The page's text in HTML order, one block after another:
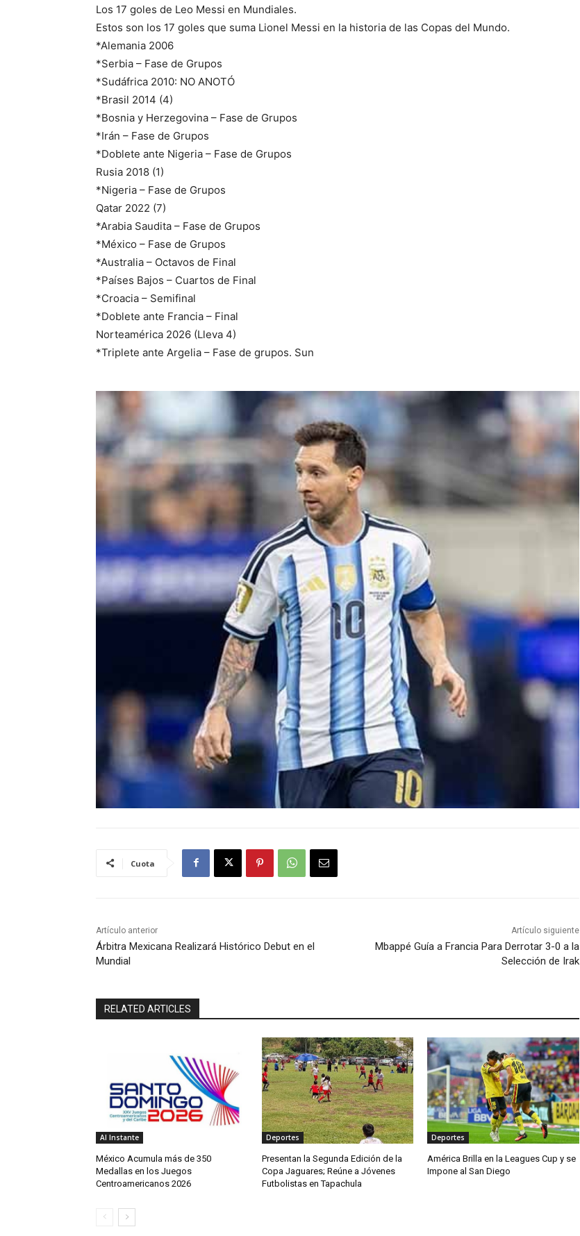
Los 17 goles de Leo Messi en Mundiales.
Estos son los 17 goles que suma Lionel Messi en la historia de las Copas del Mundo.
*Alemania 2006
*Serbia – Fase de Grupos
*Sudáfrica 2010: NO ANOTÓ
*Brasil 2014 (4)
*Bosnia y Herzegovina – Fase de Grupos
*Irán – Fase de Grupos
*Doblete ante Nigeria – Fase de Grupos
Rusia 2018 (1)
*Nigeria – Fase de Grupos
Qatar 2022 (7)
*Arabia Saudita – Fase de Grupos
*México – Fase de Grupos
*Australia – Octavos de Final
*Países Bajos – Cuartos de Final
*Croacia – Semifinal
*Doblete ante Francia – Final
Norteamérica 2026 (Lleva 4)
*Triplete ante Argelia – Fase de grupos. Sun
Cuota
Artículo anterior
Árbitra Mexicana Realizará Histórico Debut en el
Mundial
Artículo siguiente
Mbappé Guía a Francia Para Derrotar 3-0 a la
Selección de Irak
RELATED ARTICLES
Al Instante
México Acumula más de 350
Medallas en los Juegos
Centroamericanos 2026
Deportes
Presentan la Segunda Edición de la
Copa Jaguares; Reúne a Jóvenes
Futbolistas en Tapachula
Deportes
América Brilla en la Leagues Cup y se
Impone al San Diego